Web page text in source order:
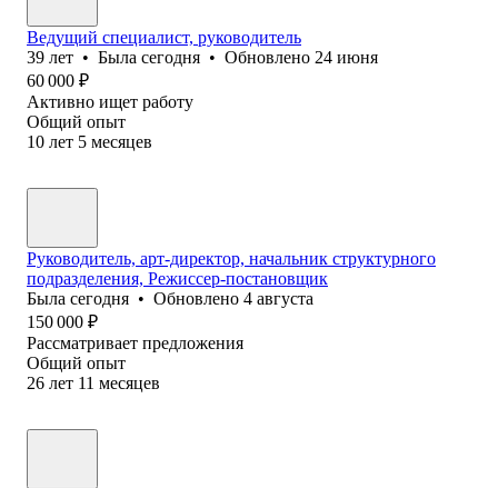
Ведущий специалист, руководитель
39 лет • Была сегодня • Обновлено 24 июня
60 000 ₽
Активно ищет работу
Общий опыт
10 лет 5 месяцев
Руководитель, арт-директор, начальник структурного
подразделения, Режиссер-постановщик
Была сегодня • Обновлено 4 августа
150 000 ₽
Рассматривает предложения
Общий опыт
26 лет 11 месяцев